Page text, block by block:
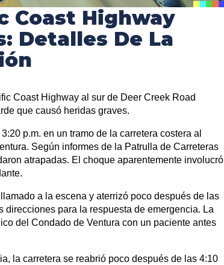
Coast Highway
Detalles De La
Coast Highway al sur de Deer Creek Road
que causó heridas graves.
p.m. en un tramo de la carretera costera al
Según informes de la Patrulla de Carreteras
atrapadas. El choque aparentemente involucró
a la escena y aterrizó poco después de las
direcciones para la respuesta de emergencia. La
del Condado de Ventura con un paciente antes
la carretera se reabrió poco después de las 4:10